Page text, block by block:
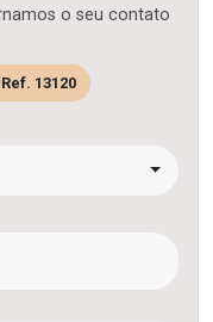
o seu contato
Ref. 13120